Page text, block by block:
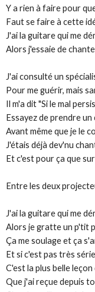
Y a rien à faire pour
Faut se faire à cette
J'ai la guitare qui me
Alors j'essaie de
J'ai consulté un
Pour me guérir, mais
Il m'a dit "Si le mal
Essayez de prendre un
Avant même que je le
J'étais déjà dev'nu
Et c'est pour ça que
Entre les deux
J'ai la guitare qui me
Alors je gratte un p'tit
Ça me soulage et ça
Et si c'est pas très
C'est la plus belle leçon
Que j'ai reçue depuis